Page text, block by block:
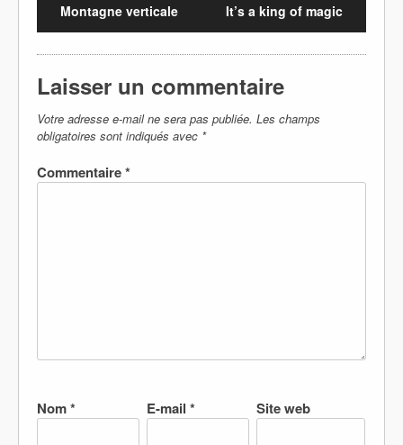
Montagne verticale It’s a king of magic
Laisser un commentaire
Votre adresse e-mail ne sera pas publiée. Les champs
obligatoires sont indiqués avec *
Commentaire*
Nom* E-mail * Site web